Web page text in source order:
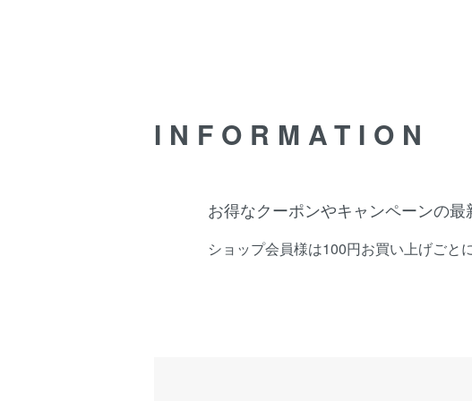
INFORMATION
お得なクーポンやキャンペーンの
ショップ会員様は100円お買い上げごと